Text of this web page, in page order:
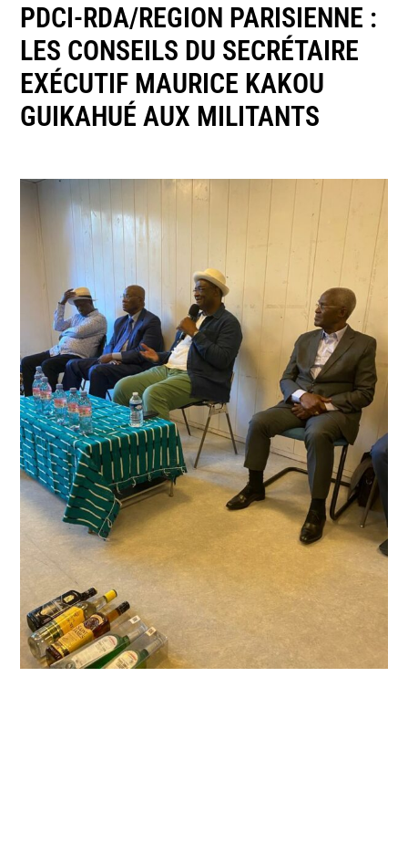
PDCI-RDA/REGION PARISIENNE :
LES CONSEILS DU SECRÉTAIRE
EXÉCUTIF MAURICE KAKOU
GUIKAHUÉ AUX MILITANTS